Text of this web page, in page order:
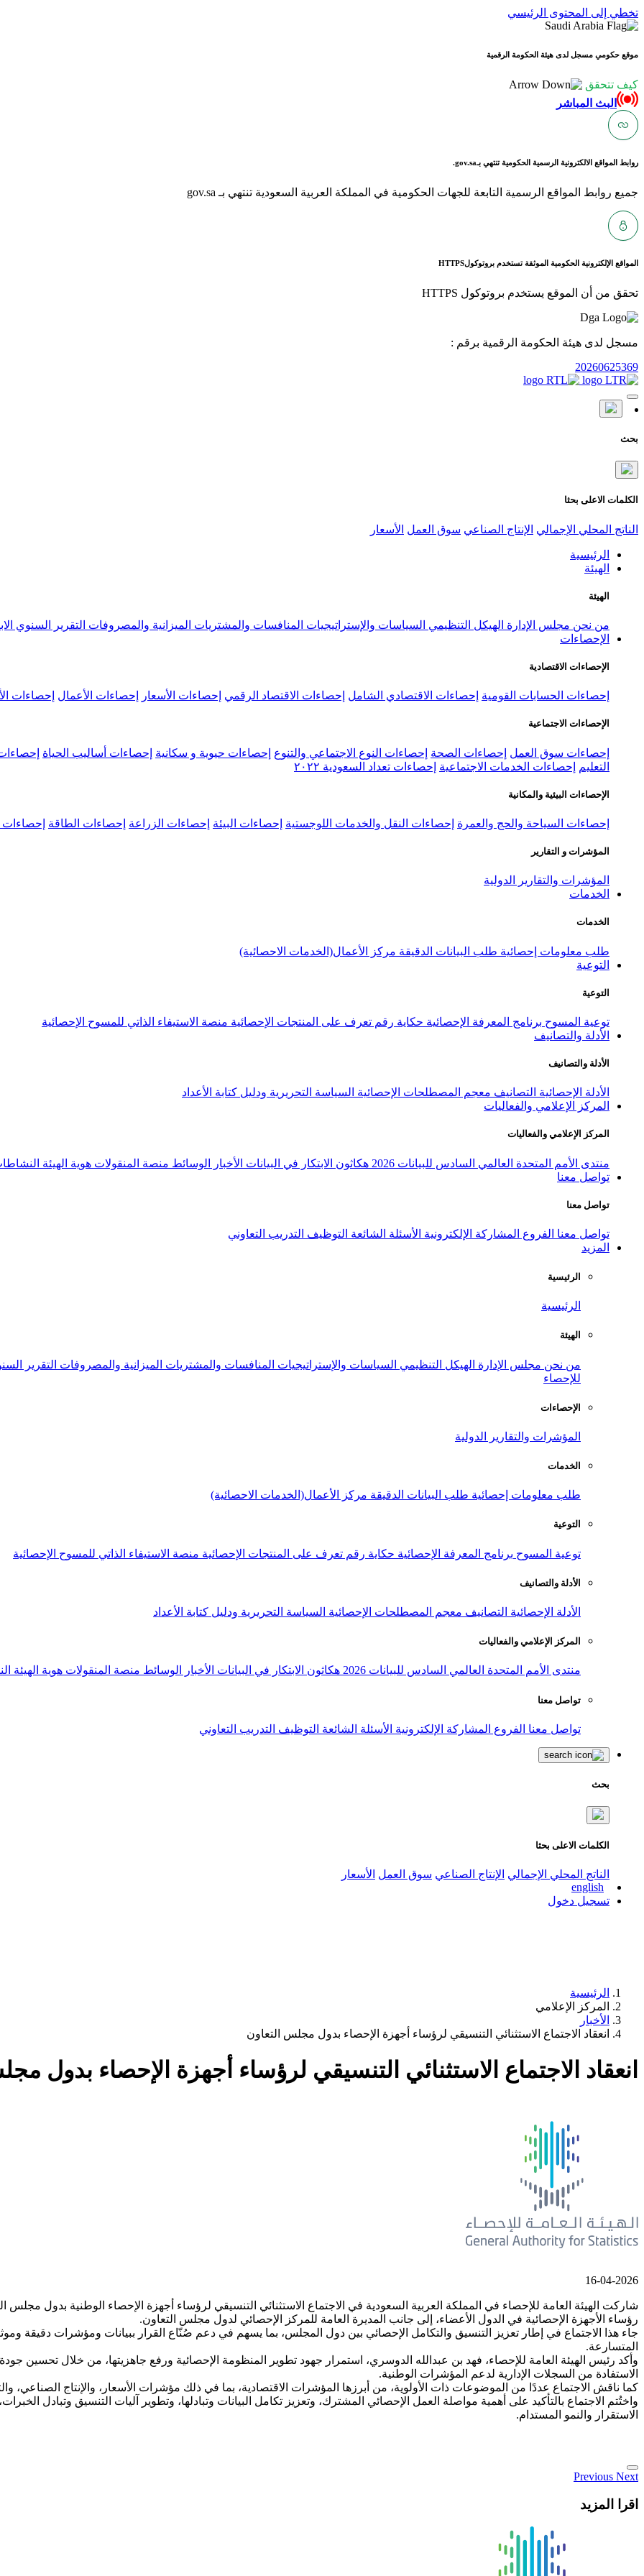
تخطي إلى المحتوى الرئيسي
موقع حكومي مسجل لدى هيئة الحكومة الرقمية
كيف تتحقق
البث المباشر
روابط المواقع الالكترونية الرسمية الحكومية تنتهي بـgov.sa.
جميع روابط المواقع الرسمية التابعة للجهات الحكومية في المملكة العربية السعودية تنتهي بـ gov.sa
المواقع الإلكترونية الحكومية الموثقة تستخدم بروتوكولHTTPS
تحقق من أن الموقع يستخدم بروتوكول HTTPS
مسجل لدى هيئة الحكومة الرقمية برقم :
20260625369
بحث
الكلمات الاعلى بحثا
الناتج المحلي الإجمالي الإنتاج الصناعي سوق العمل الأسعار
الرئيسية
الهيئة
الهيئة
من نحن مجلس الإدارة الهيكل التنظيمي السياسات والإستراتيجيات المنافسات والمشتريات الميزانية والمصروفات التقرير السنوي
الإحصاءات
الإحصاءات الاقتصادية
إحصاءات الحسابات القومية إحصاءات الاقتصادي الشامل إحصاءات الاقتصاد الرقمي إحصاءات الأسعار إحصاءات الأعمال إحصاءات
الإحصاءات الاجتماعية
إحصاءات سوق العمل إحصاءات الصحة إحصاءات النوع الاجتماعي والتنوع إحصاءات حيوية و سكانية إحصاءات أساليب الحياة
التعليم
إحصاءات الخدمات الاجتماعية إحصاءات تعداد السعودية ٢٠٢٢
الإحصاءات البيئية والمكانية
إحصاءات السياحة والحج والعمرة إحصاءات النقل والخدمات اللوجستية إحصاءات البيئة إحصاءات الزراعة إحصاءات الطاقة إحصاءات
المؤشرات و التقارير
المؤشرات والتقارير الدولية
الخدمات
الخدمات
طلب معلومات إحصائية طلب البيانات الدقيقة مركز الأعمال(الخدمات الاحصائية)
التوعية
التوعية
توعية المسوح برنامج المعرفة الإحصائية حكاية رقم تعرف على المنتجات الإحصائية منصة الاستيفاء الذاتي للمسوح الإحصائية
الأدلة والتصانيف
الأدلة والتصانيف
الأدلة الإحصائية التصانيف معجم المصطلحات الإحصائية السياسة التحريرية ودليل كتابة الأعداد
المركز الإعلامي والفعاليات
المركز الإعلامي والفعاليات
منتدى الأمم المتحدة العالمي السادس للبيانات 2026 هكاثون الابتكار في البيانات الأخبار الوسائط منصة المنقولات هوية الهيئة
تواصل معنا
تواصل معنا
تواصل معنا الفروع المشاركة الإلكترونية الأسئلة الشائعة التوظيف التدريب التعاوني
المزيد
الرئيسية
الرئيسية
الهيئة
من نحن مجلس الإدارة الهيكل التنظيمي السياسات والإستراتيجيات المنافسات والمشتريات الميزانية والمصروفات التقرير
للإحصاء
الإحصاءات
المؤشرات والتقارير الدولية
الخدمات
طلب معلومات إحصائية طلب البيانات الدقيقة مركز الأعمال(الخدمات الاحصائية)
التوعية
توعية المسوح برنامج المعرفة الإحصائية حكاية رقم تعرف على المنتجات الإحصائية منصة الاستيفاء الذاتي للمسوح الإحصائية
الأدلة والتصانيف
الأدلة الإحصائية التصانيف معجم المصطلحات الإحصائية السياسة التحريرية ودليل كتابة الأعداد
المركز الإعلامي والفعاليات
منتدى الأمم المتحدة العالمي السادس للبيانات 2026 هكاثون الابتكار في البيانات الأخبار الوسائط منصة المنقولات هوية الهيئة
تواصل معنا
تواصل معنا الفروع المشاركة الإلكترونية الأسئلة الشائعة التوظيف التدريب التعاوني
بحث
الكلمات الاعلى بحثا
الناتج المحلي الإجمالي الإنتاج الصناعي سوق العمل الأسعار
english
تسجيل دخول
الرئيسية
المركز الإعلامي
الأخبار
انعقاد الاجتماع الاستثنائي التنسيقي لرؤساء أجهزة الإحصاء بدول مجلس التعاون
انعقاد الاجتماع الاستثنائي التنسيقي لرؤساء أجهزة الإحصاء بدول
16-04-2026
شاركت الهيئة العامة للإحصاء في المملكة العربية السعودية في الاجتماع الاستثنائي التنسيقي لرؤساء أجهزة الإحصاء الوطنية بدول مجلس
رؤساء الأجهزة الإحصائية في الدول الأعضاء، إلى جانب المديرة العامة للمركز الإحصائي لدول مجلس التعاون.
جاء هذا الاجتماع في إطار تعزيز التنسيق والتكامل الإحصائي بين دول المجلس، بما يسهم في دعم صُنّاع القرار ببيانات ومؤشرات دقيقة
المتسارعة.
وأكد رئيس الهيئة العامة للإحصاء، فهد بن عبدالله الدوسري، استمرار جهود تطوير المنظومة الإحصائية ورفع جاهزيتها، من خلال تحسين
الاستفادة من السجلات الإدارية لدعم المؤشرات الوطنية.
كما ناقش الاجتماع عددًا من الموضوعات ذات الأولوية، من أبرزها المؤشرات الاقتصادية، بما في ذلك مؤشرات الأسعار، والإنتاج الصناعي،
واختُتم الاجتماع بالتأكيد على أهمية مواصلة العمل الإحصائي المشترك، وتعزيز تكامل البيانات وتبادلها، وتطوير آليات التنسيق وتبادل
الاستقرار والنمو المستدام.
Previous Next
اقرا المزيد